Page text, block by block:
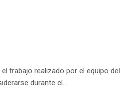
trabajo realizado por el equipo del
durante el...